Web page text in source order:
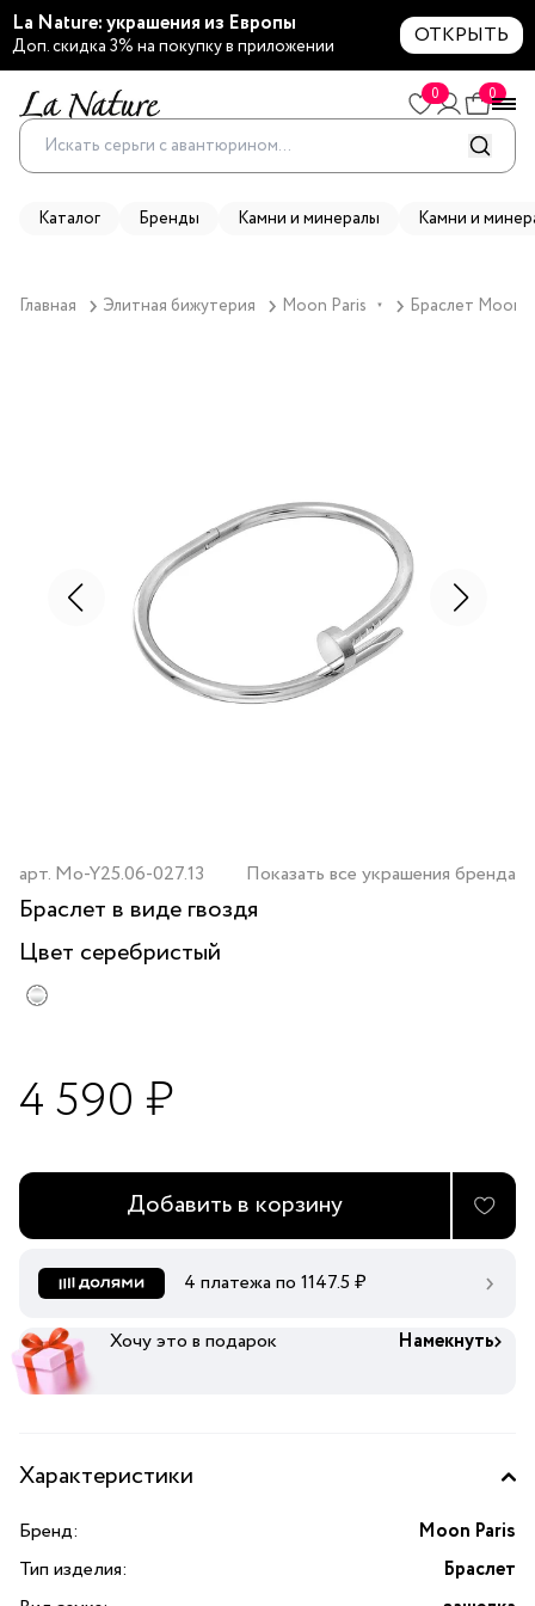
La Nature: украшения из Европы
Доп. скидка 3% на покупку в приложении ОТКРЫТЬ
0 0
Каталог Бренды Камни и минералы Камни и
Главная Элитная бижутерия Moon Paris ▼ Браслет Moon
арт. Mo-Y25.06-027.13 Показать все украшения бренда
Браслет в виде гвоздя
Цвет серебристый
4 590 ₽
Добавить в корзину
4 платежа по 1147.5 ₽
Хочу это в подарок Намекнуть
Характеристики
Бренд:
Moon Paris
Тип изделия:
Браслет